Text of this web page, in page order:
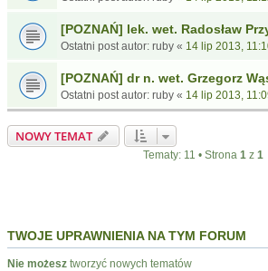
[POZNAŃ] lek. wet. Radosław
Ostatni post autor: ruby « 14 lip 2013,
[POZNAŃ] dr n. wet. Grzegorz
Ostatni post autor: ruby « 14 lip 2013,
NOWY TEMAT
Tematy: 11 • Strona 1z 1
TWOJE UPRAWNIENIA NA TYM FORUM
Nie możesz tworzyć nowych tematów